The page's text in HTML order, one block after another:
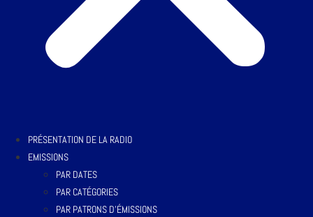
PRÉSENTATION DE LA RADIO
EMISSIONS
PAR DATES
PAR CATÉGORIES
PAR PATRONS D’ÉMISSIONS